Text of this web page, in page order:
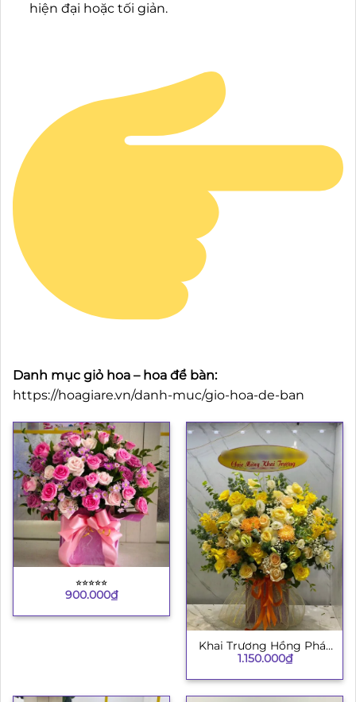
hiện đại hoặc tối giản.
Danh mục giỏ hoa – hoa để bàn:
https://hoagiare.vn/danh-muc/gio-hoa-de-ban
⭐︎⭐︎⭐︎⭐︎⭐︎
900.000₫
Khai Trương Hồng Phát
8
1.150.000₫